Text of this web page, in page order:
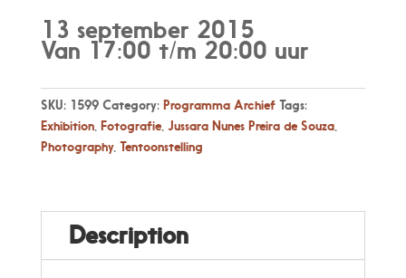
13 september 2015
Van 17:00 t/m 20:00 uur
SKU: 1599 Category: Programma Archief Tags:
Exhibition, Fotografie, Jussara Nunes Preira de Souza,
Photography, Tentoonstelling
Description